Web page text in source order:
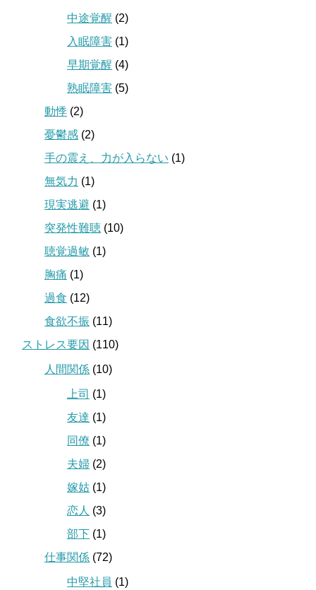
中途覚醒 (2)
入眠障害 (1)
早期覚醒 (4)
熟眠障害 (5)
動悸 (2)
憂鬱感 (2)
手の震え、力が入らない (1)
無気力 (1)
現実逃避 (1)
突発性難聴 (10)
聴覚過敏 (1)
胸痛 (1)
過食 (12)
食欲不振 (11)
ストレス要因 (110)
人間関係 (10)
上司 (1)
友達 (1)
同僚 (1)
夫婦 (2)
嫁姑 (1)
恋人 (3)
部下 (1)
仕事関係 (72)
中堅社員 (1)